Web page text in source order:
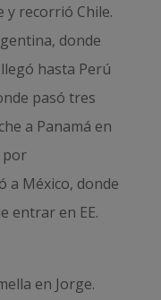
y recorrió Chile.
donde
hasta Perú
pasó tres
a Panamá en
por
a México, donde
entrar en EE.
en Jorge.